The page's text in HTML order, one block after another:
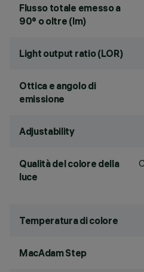
Flusso totale emesso a
90° o oltre (lm)
Light output ratio (LOR)
Ottica e angolo di
emissione
Adjustability
Qualità del colore della
luce
Temperatura di colore
MacAdam Step